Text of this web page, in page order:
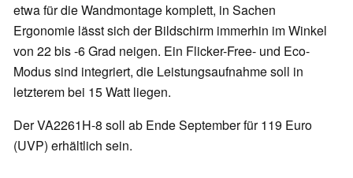
etwa für die Wandmontage komplett, in Sachen
Ergonomie lässt sich der Bildschirm immerhin im Winkel
von 22 bis -6 Grad neigen. Ein Flicker-Free- und Eco-
Modus sind integriert, die Leistungsaufnahme soll in
letzterem bei 15 Watt liegen.
Der VA2261H-8 soll ab Ende September für 119 Euro
(UVP) erhältlich sein.